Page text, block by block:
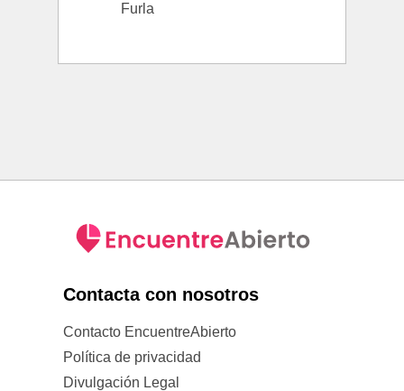
Furla
Contacta con nosotros
Contacto EncuentreAbierto
Política de privacidad
Divulgación Legal